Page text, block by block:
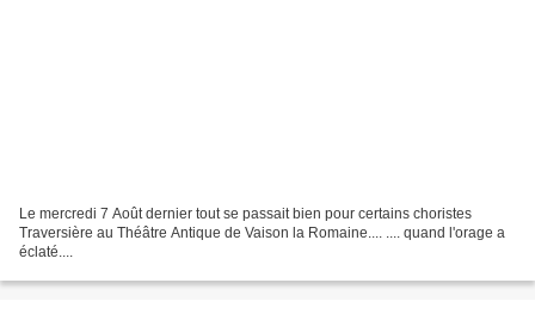
Le mercredi 7 Août dernier tout se passait bien pour certains choristes
Traversière au Théâtre Antique de Vaison la Romaine.... .... quand l'orage a
éclaté....